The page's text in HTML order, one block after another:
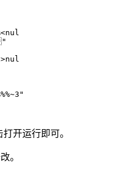
开运行即可。
。